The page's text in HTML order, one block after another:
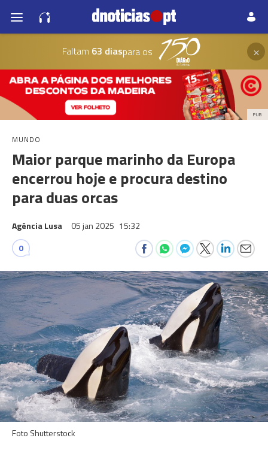
Faltam 63 diaspara os ×
PUB
MUNDO
Maior parque marinho da Europa
encerrou hoje e procura destino
para duas orcas
Agência Lusa 05 jan 2025 15:32
0
Foto Shutterstock